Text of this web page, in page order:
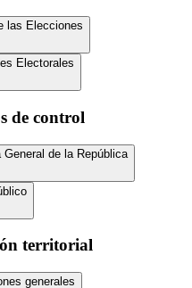
las Elecciones
Electorales
de control
de la República
territorial
generales